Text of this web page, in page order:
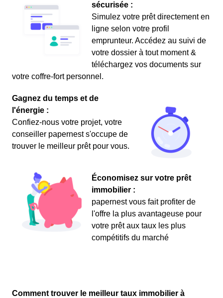
sécurisée :
Simulez votre prêt directement en
ligne selon votre profil
emprunteur. Accédez au suivi de
votre dossier à tout moment &
téléchargez vos documents sur
votre coffre-fort personnel.
Gagnez du temps et de
l'énergie :
Confiez-nous votre projet, votre
conseiller papernest s'occupe de
trouver le meilleur prêt pour vous.
Économisez sur votre prêt
immobilier :
papernest vous fait profiter de
l'offre la plus avantageuse pour
votre prêt aux taux les plus
compétitifs du marché
Comment trouver le meilleur taux immobilier à